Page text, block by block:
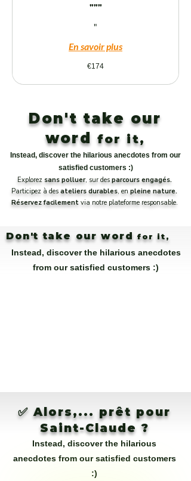
"""
"
En savoir plus
€174
Don't take our
word for it,
Instead, discover the hilarious anecdotes from our
satisfied customers :)
Explorez sans polluer, sur desparcours engagés.
Participez à des ateliers durables, en pleine nature.
Réservez facilement via notre plateforme responsable.
Don't take our word for it,
Instead, discover the hilarious anecdotes
from our satisfied customers :)
✅ Alors,... prêt pour
Saint-Claude ?
Instead, discover the hilarious
anecdotes from our satisfied customers
:)